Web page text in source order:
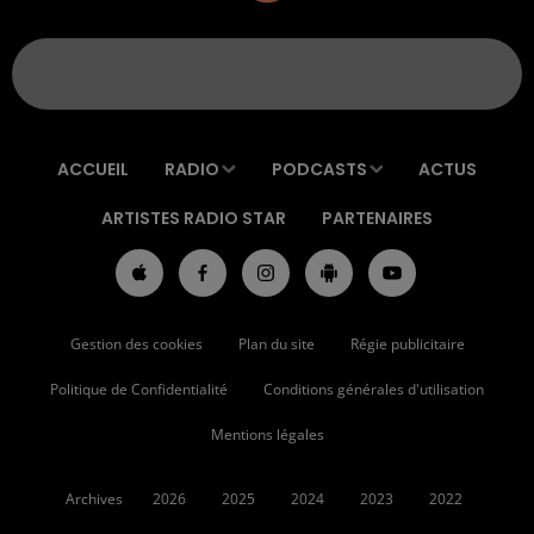
ACCUEIL RADIO PODCASTS ACTUS
ARTISTES RADIO STAR PARTENAIRES
Gestion des cookies Plan du site Régie publicitaire
Politique de Confidentialité Conditions générales d'utilisation
Mentions légales
Archives 2026 2025 2024 2023 2022